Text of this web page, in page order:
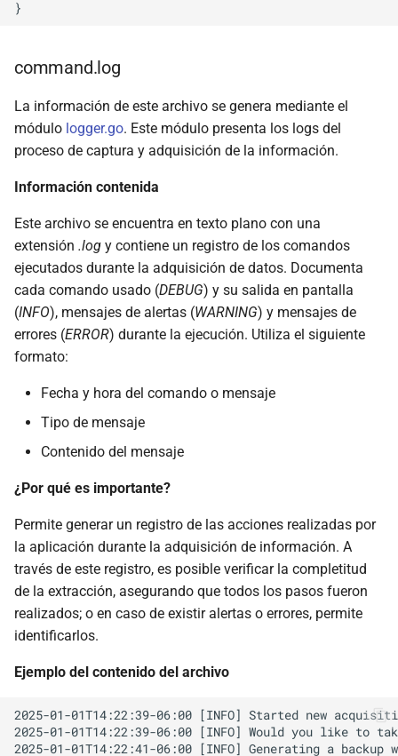
command.log
La información de este archivo se genera mediante el
módulo logger.go. Este módulo presenta los logs del
proceso de captura y adquisición de la información.
Información contenida
Este archivo se encuentra en texto plano con una
extensión .log y contiene un registro de los comandos
ejecutados durante la adquisición de datos. Documenta
cada comando usado (DEBUG) y su salida en pantalla
(INFO), mensajes de alertas (WARNING) y mensajes de
errores (ERROR) durante la ejecución. Utiliza el siguiente
formato:
Fecha y hora del comando o mensaje
Tipo de mensaje
Contenido del mensaje
¿Por qué es importante?
Permite generar un registro de las acciones realizadas por
la aplicación durante la adquisición de información. A
través de este registro, es posible verificar la completitud
de la extracción, asegurando que todos los pasos fueron
realizados; o en caso de existir alertas o errores, permite
identificarlos.
Ejemplo del contenido del archivo
2025-01-01T14:22:39-06:00 [INFO] Started new
2025-01-01T14:22:39-06:00 [INFO] Would you like to
2025-01-01T14:22:41-06:00 [INFO] Generating a